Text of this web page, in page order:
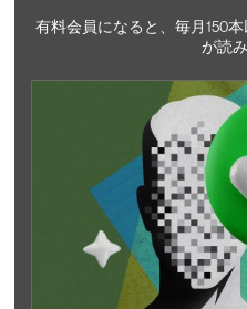
有料会員になると、毎月150
が読